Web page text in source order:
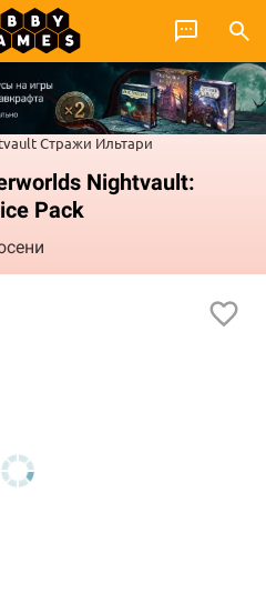
Стражи Ильтари
Nightvault:
Pack